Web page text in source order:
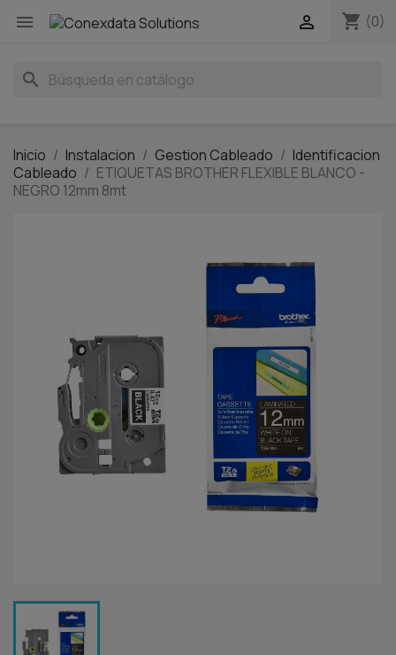
 shopping_cart (0)

search
Inicio Instalacion Gestion Cableado
Identificacion
Cableado
ETIQUETAS BROTHER FLEXIBLE BLANCO -
NEGRO 12mm 8mt